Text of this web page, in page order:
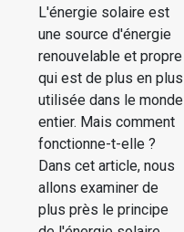
L'énergie solaire est
une source d'énergie
renouvelable et propre
qui est de plus en plus
utilisée dans le monde
entier. Mais comment
fonctionne-t-elle ?
Dans cet article, nous
allons examiner de
plus près le principe